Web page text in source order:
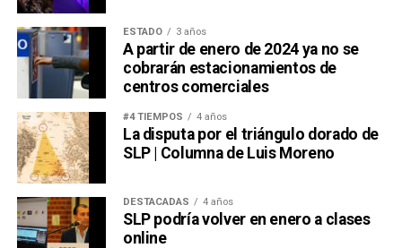
ESTADO 3 años
A partir de enero de 2024 ya no se
cobrarán estacionamientos de
centros comerciales
#4 TIEMPOS 4 años
La disputa por el triángulo dorado de
SLP | Columna de Luis Moreno
DESTACADAS 4 años
SLP podría volver en enero a clases
online